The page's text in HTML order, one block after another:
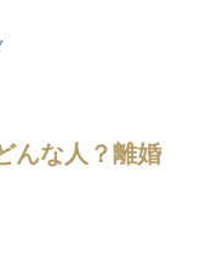
んな人？離婚